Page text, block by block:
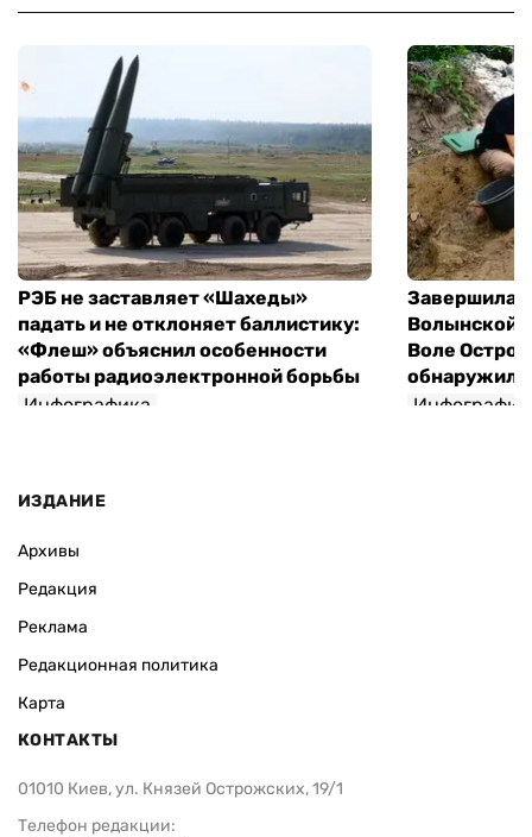
РЭБ не заставляет «Шахеды»
падать и не отклоняет баллистику:
«Флеш» объяснил особенности
работы радиоэлектронной борьбы
Инфографика
Волынской
Воле
обнаружили
ИЗДАНИЕ
Архивы
Редакция
Реклама
Редакционная политика
Карта
КОНТАКТЫ
01010 Киев, ул. Князей Острожских, 19/1
Телефон редакции: